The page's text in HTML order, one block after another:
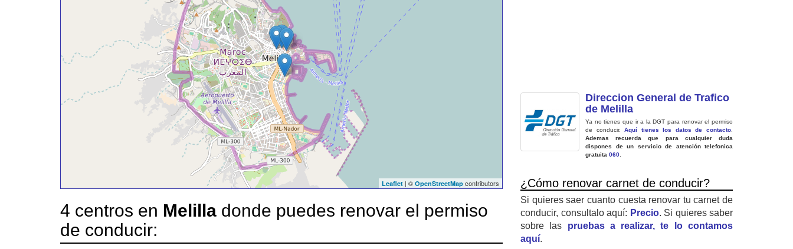
Leaflet | © OpenStreetMap contributors
4 centros en Melilla donde puedes renovar el permiso
de conducir:
Direccion General de Trafico
de Melilla
Ya no tienes que ir a la DGT para renovar el permiso
de conducir.Aquí tienes los datos de contacto
Ademas recuerda que para cualquier duda
dispones de un servicio de atención telefonica
gratuita 060
¿Cómo renovar carnet de conducir?
Si quieres saer cuanto cuesta renovar tu carnet de
conducir, consultalo aquí: Precio. Si quieres saber
sobre las pruebas a realizar, te lo contamos
aquí.